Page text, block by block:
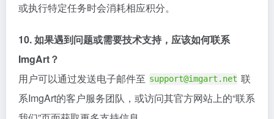
或执行特定任务时会消耗相应积分。
10. 如果遇到问题或需要技术支持，应该如何联系
ImgArt？
用户可以通过发送电子邮件至 support@imgart.net 联
系ImgArt的客户服务团队，或访问其官方网站上的“联系